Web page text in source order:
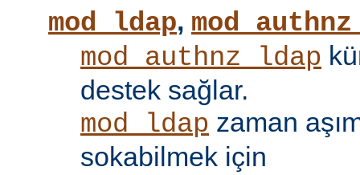
mod_ldap,
mod_authnz_ldap
destek sağlar.
mod_ldap zaman
sokabilmek için